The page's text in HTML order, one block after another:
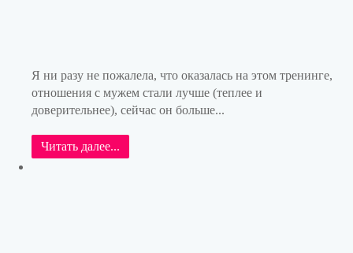
Я ни разу не пожалела, что оказалась на этом тренинге,
отношения с мужем стали лучше (теплее и
доверительнее), сейчас он больше...
Читать далее...